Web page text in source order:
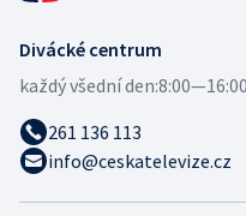
Divácké centrum
každý všední den:
261 136 113
info@ceskatelevize.cz